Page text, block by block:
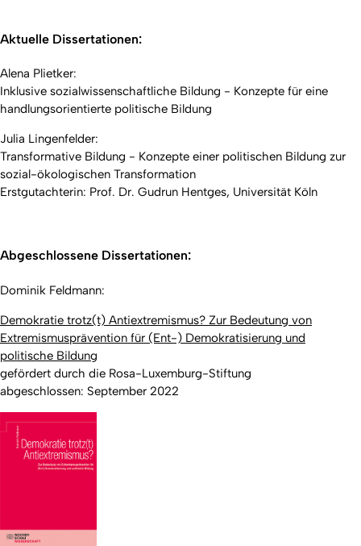
Aktuelle Dissertationen:
Alena Plietker:
Inklusive sozialwissenschaftliche Bildung - Konzepte für eine
handlungsorientierte politische Bildung
Julia Lingenfelder:
Transformative Bildung - Konzepte einer politischen Bildung zur
sozial-ökologischen Transformation
Erstgutachterin: Prof. Dr. Gudrun Hentges, Universität Köln
Abgeschlossene Dissertationen:
Dominik Feldmann:
Demokratie trotz(t) Antiextremismus? Zur Bedeutung von
Extremismusprävention für (Ent-) Demokratisierung und
politische Bildung
gefördert durch die Rosa-Luxemburg-Stiftung
abgeschlossen: September 2022